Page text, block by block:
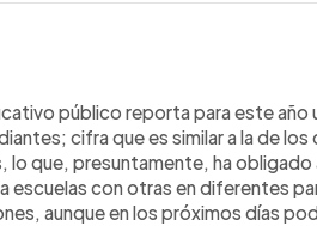
Escuchar artículo
público reporta para este año
cifra que es similar a la de
lo que, presuntamente, ha obligado
escuelas con otras en diferentes
aunque en los próximos días